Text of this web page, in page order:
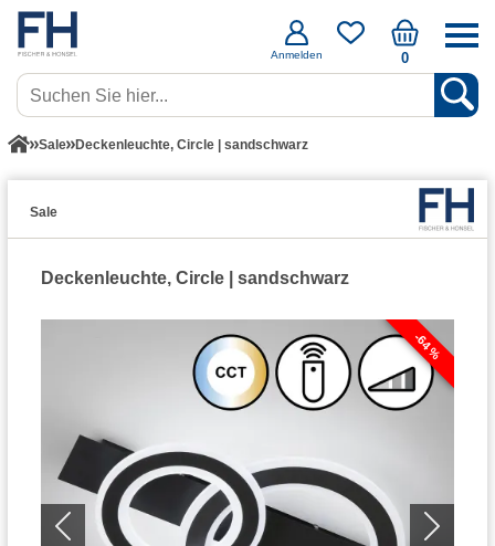
Anmelden 0
Sale Deckenleuchte, Circle | sandschwarz
Sale
Deckenleuchte, Circle | sandschwarz
-64 %